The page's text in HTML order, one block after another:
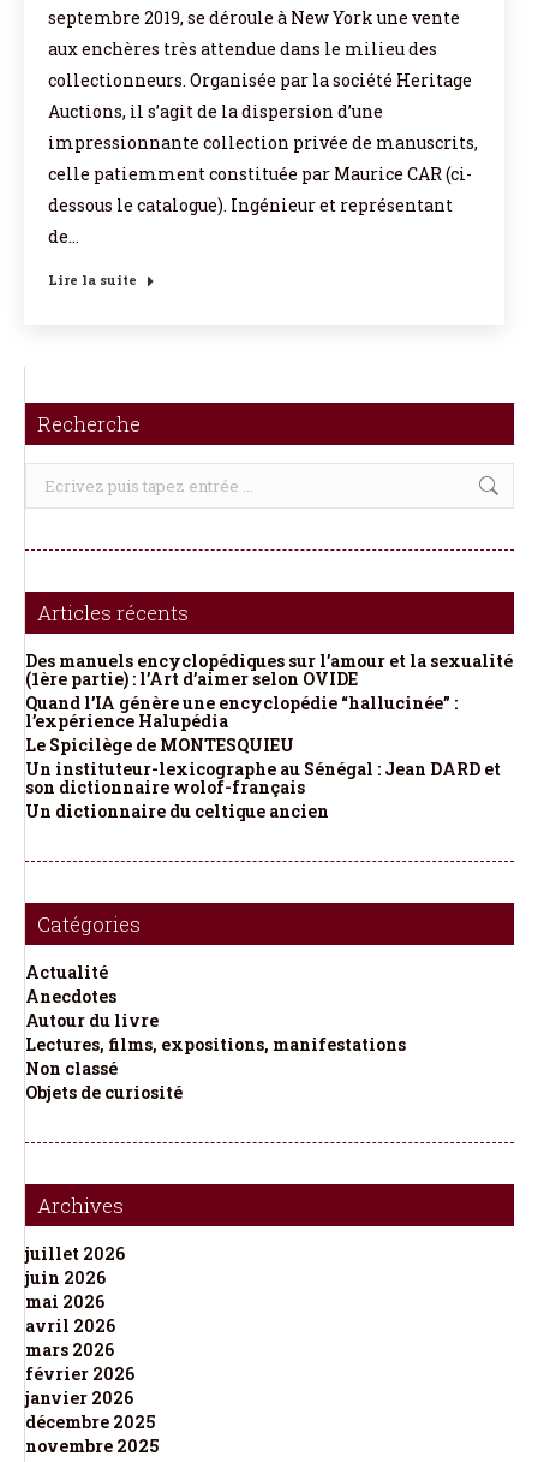
septembre 2019, se déroule à New York une vente
aux enchères très attendue dans le milieu des
collectionneurs. Organisée par la société Heritage
Auctions, il s’agit de la dispersion d’une
impressionnante collection privée de manuscrits,
celle patiemment constituée par Maurice CAR (ci-
dessous le catalogue). Ingénieur et représentant
de…
Lire la suite
Recherche
Recherche
Articles récents
Des manuels encyclopédiques sur l’amour et la sexualité
(1ère partie) : l’Art d’aimer selon OVIDE
Quand l’IA génère une encyclopédie “hallucinée” :
l’expérience Halupédia
Le Spicilège de MONTESQUIEU
Un instituteur-lexicographe au Sénégal : Jean DARD et
son dictionnaire wolof-français
Un dictionnaire du celtique ancien
Catégories
Actualité
Anecdotes
Autour du livre
Lectures, films, expositions, manifestations
Non classé
Objets de curiosité
Archives
juillet 2026
juin 2026
mai 2026
avril 2026
mars 2026
février 2026
janvier 2026
décembre 2025
novembre 2025